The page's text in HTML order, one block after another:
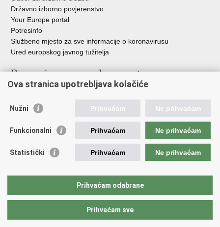
Državno izborno povjerenstvo
Your Europe portal
Potresinfo
Službeno mjesto za sve informacije o koronavirusu
Ured europskog javnog tužitelja
Poveznice pravosudnog sustava
Državno odvjetništvo
Ured za suzbijanje korupcije i organiziranog kriminaliteta
Državnoodvjetničko vijeće
Hrvatska odvjetnička komora
Europski pravosudni portal
Ova stranica upotrebljava kolačiće
Nužni Prihvaćam Ne prihvaćam
Funkcionalni Prihvaćam Ne prihvaćam
Statistički Prihvaćam Ne prihvaćam
Prihvaćam odabrane
Prihvaćam sve